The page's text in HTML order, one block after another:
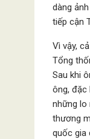
dàng
tiếp cận
Vì vậy,
Tổng
Sau khi
ông, đặc
những lo
thương
quốc gia